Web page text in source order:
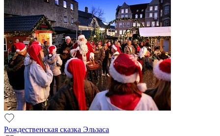
Рождественская сказка Эльзаса